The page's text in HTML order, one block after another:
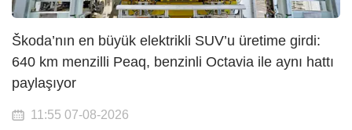
Škoda’nın en büyük elektrikli SUV’u üretime girdi:
640 km menzilli Peaq, benzinli Octavia ile aynı hattı
paylaşıyor
11:55 07-08-2026